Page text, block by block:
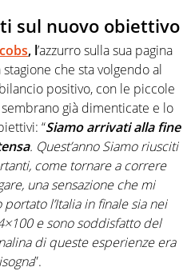
sul nuovo obiettivo
, l’azzurro sulla sua pagina
che sta volgendo al
positivo, con le piccole
già dimenticate e lo
“Siamo arrivati alla fine
. Quest’anno Siamo riusciti
come tornare a correre
una sensazione che mi
l’Italia in finale sia nei
e sono soddisfatto del
di queste esperienze era
”.